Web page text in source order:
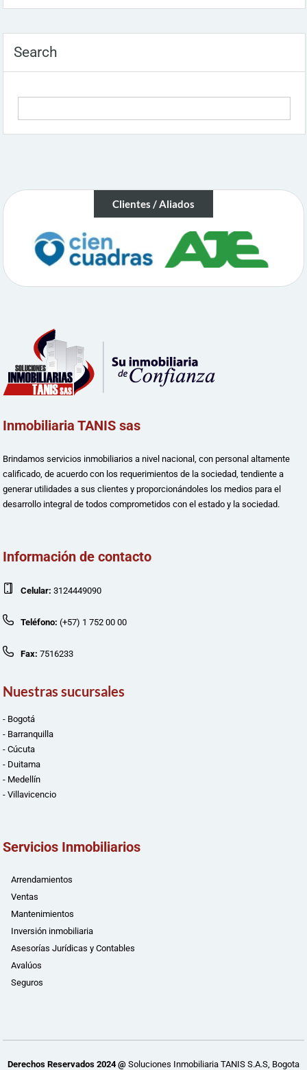
Search
Clientes / Aliados
Inmobiliaria TANIS sas
Brindamos servicios inmobiliarios a nivel nacional, con personal altamente
calificado, de acuerdo con los requerimientos de la sociedad, tendiente a
generar utilidades a sus clientes y proporcionándoles los medios para el
desarrollo integral de todos comprometidos con el estado y la sociedad.
Información de contacto
Celular: 3124449090
Teléfono: (+57) 1 752 00 00
Fax: 7516233
Nuestras sucursales
- Bogotá
- Barranquilla
- Cúcuta
- Duitama
- Medellín
- Villavicencio
Servicios Inmobiliarios
Arrendamientos
Ventas
Mantenimientos
Inversión inmobiliaria
Asesorías Jurídicas y Contables
Avalúos
Seguros
Derechos Reservados 2024 @ Soluciones Inmobiliaria TANIS S.A.S, Bogota